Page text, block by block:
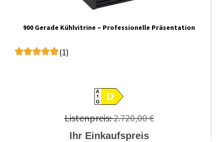
900 Gerade Kühlvitrine – Professionelle Präsentation
(1)
A
GD
Listenpreis:2.720,00 €
Ihr Einkaufspreis